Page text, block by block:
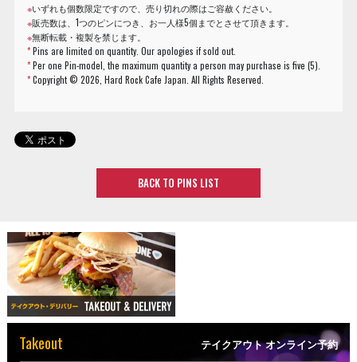
※いずれも個数限定ですので、売り切れの際はご容赦ください。
※販売数は、1つのピンにつき、お一人様5個までとさせて頂きます。
※無断転載・複製を禁じます。
*Pins are limited on quantity. Our apologies if sold out.
*Per one Pin-model, the maximum quantity a person may purchase is five (5).
*Copyright ©2026, Hard Rock Cafe Japan. All Rights Reserved.
BACK TO PINS LIST
Takeout テイクアウト オンライン予約